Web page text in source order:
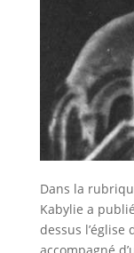
Dans la
Kabylie a
dessus l’église
accompagné